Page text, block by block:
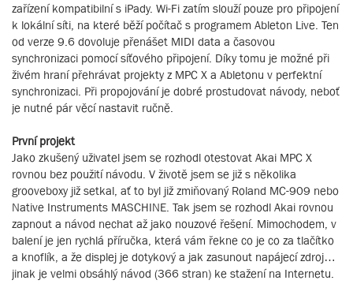
zařízení kompatibilní s iPady. Wi-Fi zatím slouží pouze pro připojení
k lokální síti, na které běží počítač s programem Ableton Live. Ten
od verze 9.6 dovoluje přenášet MIDI data a časovou
synchronizaci pomocí síťového připojení. Díky tomu je možné při
živém hraní přehrávat projekty z MPC X a Abletonu v perfektní
synchronizaci. Při propojování je dobré prostudovat návody, neboť
je nutné pár věcí nastavit ručně.
První projekt
Jako zkušený uživatel jsem se rozhodl otestovat Akai MPC X
rovnou bez použití návodu. V životě jsem se již s několika
grooveboxy již setkal, ať to byl již zmiňovaný Roland MC-909 nebo
Native Instruments MASCHINE. Tak jsem se rozhodl Akai rovnou
zapnout a návod nechat až jako nouzové řešení. Mimochodem, v
balení je jen rychlá příručka, která vám řekne co je co za tlačítko
a knoflík, a že displej je dotykový a jak zasunout napájecí zdroj…
jinak je velmi obsáhlý návod (366 stran) ke stažení na Internetu.